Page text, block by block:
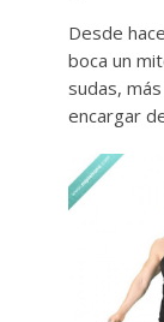
Desde
boca un
sudas,
encargar